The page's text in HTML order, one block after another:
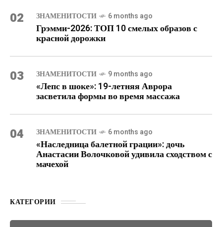
02 ЗНАМЕНИТОСТИ 6 months ago
Грэмми-2026: ТОП 10 смелых образов с
красной дорожки
03 ЗНАМЕНИТОСТИ 9 months ago
«Лепс в шоке»: 19-летняя Аврора
засветила формы во время массажа
04 ЗНАМЕНИТОСТИ 6 months ago
«Наследница балетной грации»: дочь
Анастасии Волочковой удивила сходством с
мачехой
КАТЕГОРИИ